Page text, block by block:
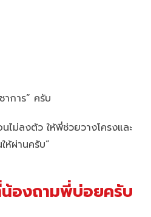
าการ” ครับ
ไม่ลงตัว ให้พี่ช่วยวางโครงและ
ห้ผ่านครับ”
น้องถามพี่บ่อยครับ